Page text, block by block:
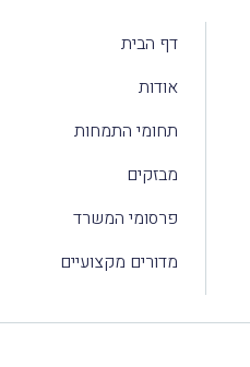
דף הבית
אודות
תחומי התמחות
מבזקים
פרסומי המשרד
מדורים מקצועיים